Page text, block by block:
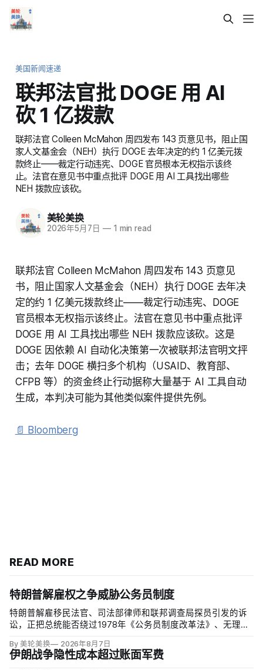
美国新闻速递
联邦法官批 DOGE 用 AI
砍 1 亿拨款
联邦法官 Colleen McMahon 周四发布 143 页意见书，阻止国
家人文基金会（NEH）执行 DOGE 去年决定的约 1 亿美元拨
款终止——裁定行动违宪、DOGE 官员根本无权指示该终
止。法官在意见书中重点批评 DOGE 用 AI 工具找出哪些
NEH 拨款应该砍。
美轮美换
2026年5月7日 —1 min read
联邦法官 Colleen McMahon 周四发布 143 页意见
书，阻止国家人文基金会（NEH）执行 DOGE 去年决
定的约 1 亿美元拨款终止——裁定行动违宪、DOGE
官员根本无权指示该终止。法官在意见书中重点批评
DOGE 用 AI 工具找出哪些 NEH 拨款应该砍。这是
DOGE 因依赖 AI 自动化决策第一次被联邦法官明文抨
击；去年 DOGE 横扫多个机构（USAID、教育部、
CFPB 等）的资金终止行动据称大量基于 AI 工具自动
生成，本判决可能为其他类似案件提供先例。
📄 Bloomberg
READ MORE
特朗普解雇权之争威胁公务员制度
特朗普解雇移民法官、司法部律师和联邦调查局探员引发的诉
讼，正把总统能否绕过1978年《公务员制度改革法》、无理由
天将全院审理两名前移民法官梅根·杰克勒（Megan Jackler）
和布兰登·贾罗赫（Brandon Jaroc…
By 美轮美换 2026年8月7日
伊朗战争隐性成本超过账面军费